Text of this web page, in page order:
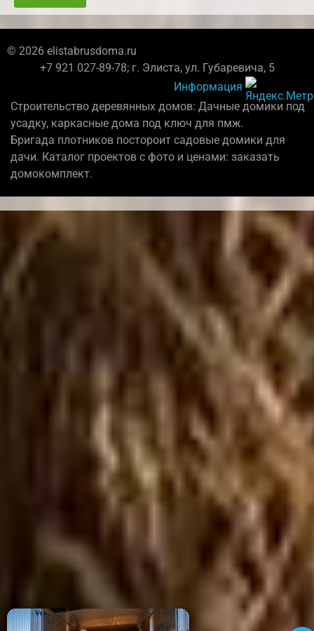
© 2026 elistabrusdoma.ru
+7 921 027-89-78; г. Элиста, ул. Губаревича, 5
Информация
Строительство деревянных домов: Дачные домики под
усадку, каркасные дома под ключ для пмж.
Бригада плотников постороит садовые домики для
дачи. Каталог проектов с фото и ценами: заказать
домокомплект.